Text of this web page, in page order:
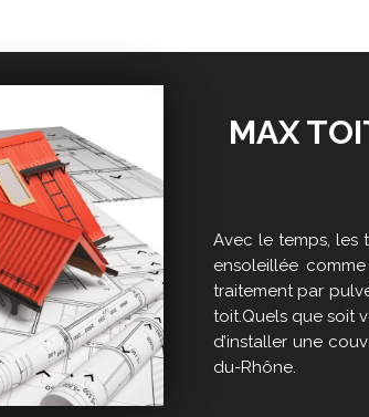
MAX
Avec le temps, les
ensoleillée comme
traitement par
toit.Quels que soit
d’installer une
du-Rhône.